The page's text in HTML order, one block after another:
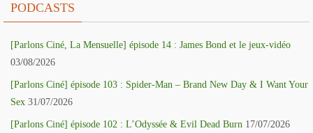
PODCASTS
[Parlons Ciné, La Mensuelle] épisode 14 : James Bond et le jeux-vidéo
03/08/2026
[Parlons Ciné] épisode 103 : Spider-Man – Brand New Day & I Want Your
Sex 31/07/2026
[Parlons Ciné] épisode 102 : L’Odyssée & Evil Dead Burn 17/07/2026